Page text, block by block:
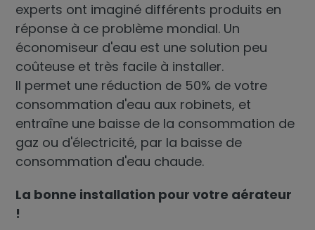
experts ont imaginé différents produits en
réponse à ce problème mondial. Un
économiseur d'eau est une solution peu
coûteuse et très facile à installer.
Il permet une réduction de 50% de votre
consommation d'eau aux robinets, et
entraîne une baisse de la consommation de
gaz ou d'électricité, par la baisse de
consommation d'eau chaude.
La bonne installation pour votre aérateur
!